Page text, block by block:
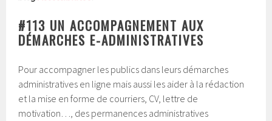
#113 UN ACCOMPAGNEMENT AUX
DÉMARCHES E-ADMINISTRATIVES
Pour accompagner les publics dans leurs démarches
administratives en ligne mais aussi les aider à la rédaction
et la mise en forme de courriers, CV, lettre de
motivation…, des permanences administratives